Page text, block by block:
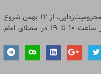
نمایشگاه دستاوردهای دفاعی، سازندگی و محرومیت‌زدایی، از ۱۲ بهمن شروع
و تا ۲۲ بهمن ادامه دارد. این نمایشگاه از ساعت ۱۰ تا ۱۹ در مصلای امام